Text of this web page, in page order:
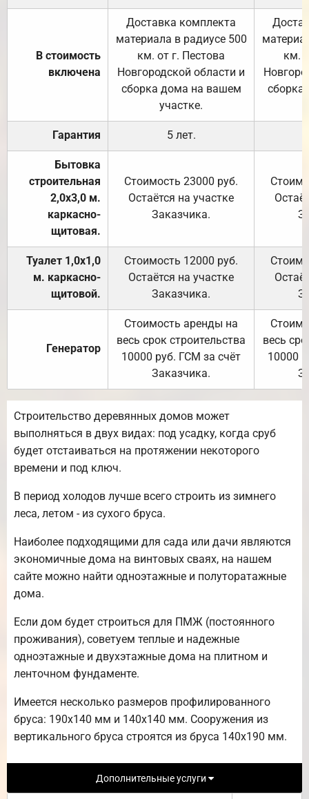
В стоимость
включена
Доставка комплекта
материала в радиусе 500
км. от г. Пестова
Новгородской области и
сборка дома на вашем
участке.
км.
Гарантия 5 лет.
Бытовка
строительная
2,0х3,0 м.
каркасно-
щитовая.
Стоимость 23000 руб.
Остаётся на участке
Заказчика.
Туалет 1,0х1,0
м. каркасно-
щитовой.
Стоимость 12000 руб.
Остаётся на участке
Заказчика.
Генератор
Стоимость аренды на
весь срок строительства
10000 руб. ГСМ за счёт
Заказчика.
весь
10000
Строительство деревянных домов может
выполняться в двух видах: под усадку, когда сруб
будет отстаиваться на протяжении некоторого
времени и под ключ.
В период холодов лучше всего строить из зимнего
леса, летом - из сухого бруса.
Наиболее подходящими для сада или дачи являются
экономичные дома на винтовых сваях, на нашем
сайте можно найти одноэтажные и полуторатажные
дома.
Если дом будет строиться для ПМЖ (постоянного
проживания), советуем теплые и надежные
одноэтажные и двухэтажные дома на плитном и
ленточном фундаменте.
Имеется несколько размеров профилированного
бруса: 190х140 мм и 140х140 мм. Сооружения из
вертикального бруса строятся из бруса 140х190 мм.
Дополнительные услуги